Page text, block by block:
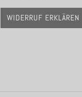
WIDERRUF ERKLÄREN